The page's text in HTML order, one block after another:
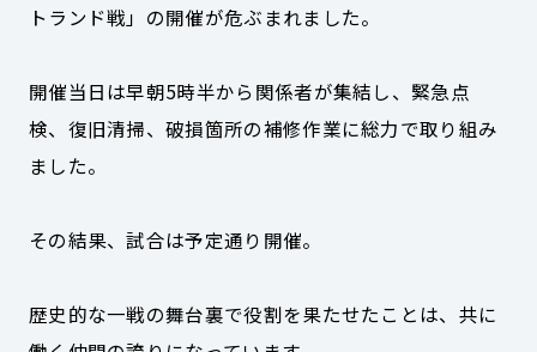
トランド戦」の開催が危ぶまれました。
開催当日は早朝5時半から関係者が集結し、緊急点
検、復旧清掃、破損箇所の補修作業に総力で取り組み
ました。
その結果、試合は予定通り開催。
歴史的な一戦の舞台裏で役割を果たせたことは、共に